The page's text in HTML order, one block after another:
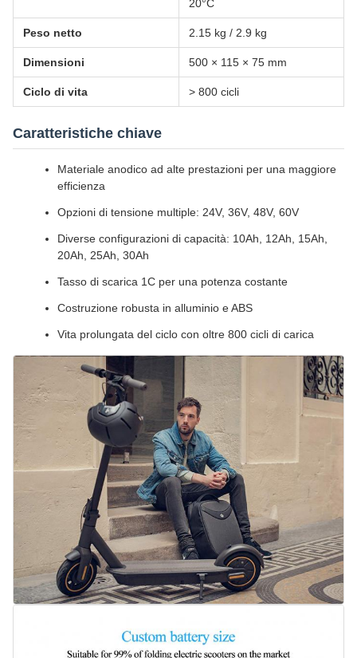
20°C
Peso netto 2.15 kg / 2.9 kg
Dimensioni 500 × 115 × 75 mm
Ciclo di vita > 800 cicli
Caratteristiche chiave
Materiale anodico ad alte prestazioni per una maggiore
efficienza
Opzioni di tensione multiple: 24V, 36V, 48V, 60V
Diverse configurazioni di capacità: 10Ah, 12Ah, 15Ah,
20Ah, 25Ah, 30Ah
Tasso di scarica 1C per una potenza costante
Costruzione robusta in alluminio e ABS
Vita prolungata del ciclo con oltre 800 cicli di carica